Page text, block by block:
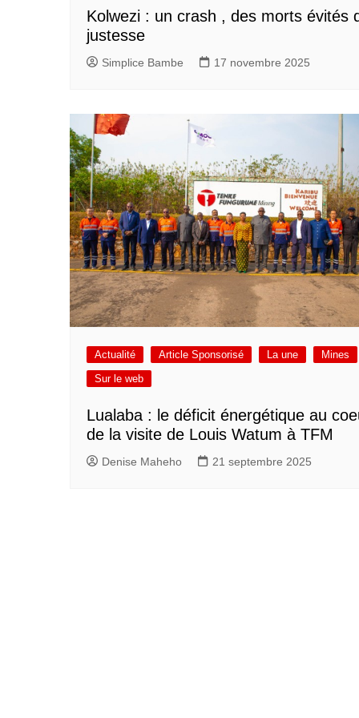
Kolwezi : un crash , des morts évités
justesse
Simplice Bambe 17 novembre 2025
Actualité Article Sponsorisé La une
Mines
Sur le web
Lualaba : le déficit énergétique au
de la visite de Louis Watum à TFM
Denise Maheho 21 septembre 2025